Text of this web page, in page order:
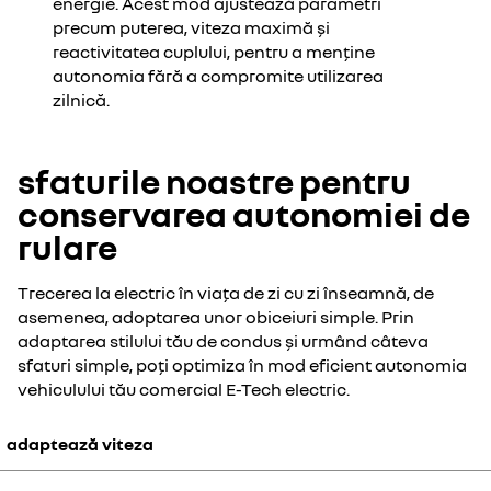
precum puterea, viteza maximă și
reactivitatea cuplului, pentru a menține
autonomia fără a compromite utilizarea
zilnică.
sfaturile noastre pentru
conservarea autonomiei de
rulare
Trecerea la electric în viața de zi cu zi înseamnă, de
asemenea, adoptarea unor obiceiuri simple. Prin
adaptarea stilului tău de condus și urmând câteva
sfaturi simple, poți optimiza în mod eficient autonomia
vehiculului tău comercial E-Tech electric.
adaptează viteza